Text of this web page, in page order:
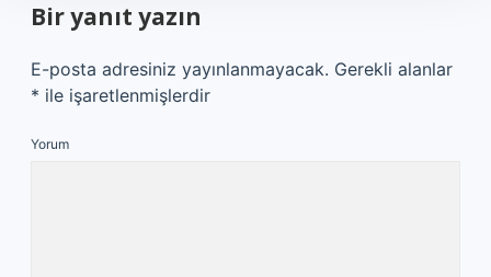
Bir yanıt yazın
E-posta adresiniz yayınlanmayacak. Gerekli alanlar
* ile işaretlenmişlerdir
Yorum